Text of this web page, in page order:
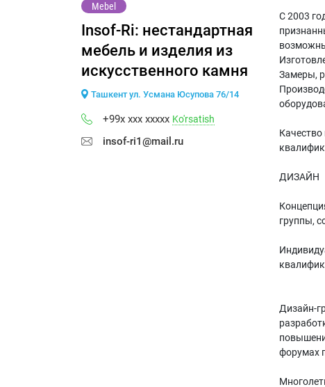
Mebel
Insof-Ri: нестандартная
мебель и изделия из
искусственного камня
Ташкент ул. Усмана Юсупова 76/14
+99x xxx xxxxx Ko'rsatish
insof-ri1@mail.ru
С 2003
Замеры,
ДИЗАЙН
группы,
Дизайн-
форумах